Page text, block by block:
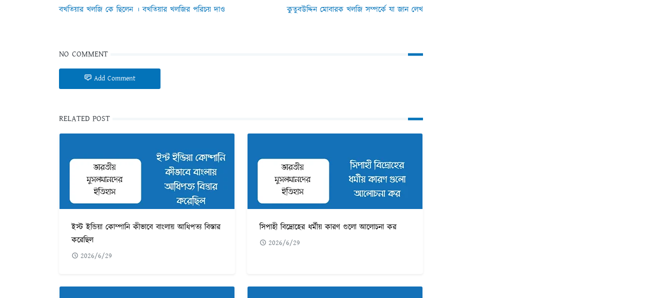
বখতিয়ার খলজি কে ছিলেন । বখতিয়ার খলজির পরিচয় দাও কুতুবউদ্দিন মোবারক খলজি সম্পর্কে যা জান লেখ
NO COMMENT
Add Comment
RELATED POST
ইস্ট ইন্ডিয়া কোম্পানি কীভাবে বাংলায় আধিপত্য বিস্তার
করেছিল
2026/6/29
সিপাহী বিদ্রোহের ধর্মীয় কারণ গুলো আলোচনা কর
2026/6/29